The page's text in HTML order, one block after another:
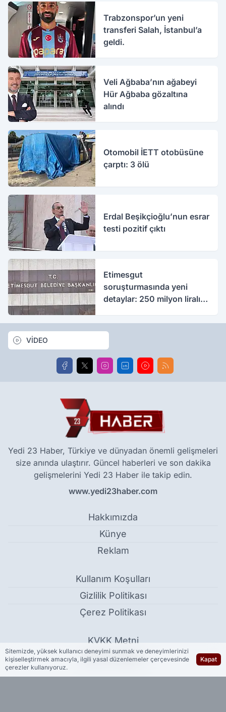
Trabzonspor’un yeni
transferi Salah, İstanbul’a
geldi.
Veli Ağbaba’nın ağabeyi
Hür Ağbaba gözaltına
alındı
Otomobil İETT otobüsüne
çarptı: 3 ölü
Erdal Beşikçioğlu’nun esrar
testi pozitif çıktı
Etimesgut
soruşturmasında yeni
detaylar: 250 milyon liralık
VİDEO
Yedi 23 Haber, Türkiye ve dünyadan önemli gelişmeleri
size anında ulaştırır. Güncel haberleri ve son dakika
gelişmelerini Yedi 23 Haber ile takip edin.
www.yedi23haber.com
Hakkımızda
Künye
Reklam
Kullanım Koşulları
Gizlilik Politikası
Çerez Politikası
KVKK Metni
İletişim Bilgileri
Sitemizde, yüksek kullanıcı deneyimi sunmak ve deneyimlerinizi
kişiselleştirmek amacıyla, ilgili yasal düzenlemeler çerçevesinde
çerezler kullanıyoruz.
Kapat